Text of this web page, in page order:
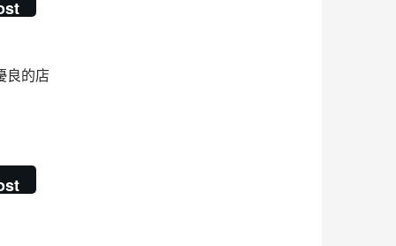
良的店